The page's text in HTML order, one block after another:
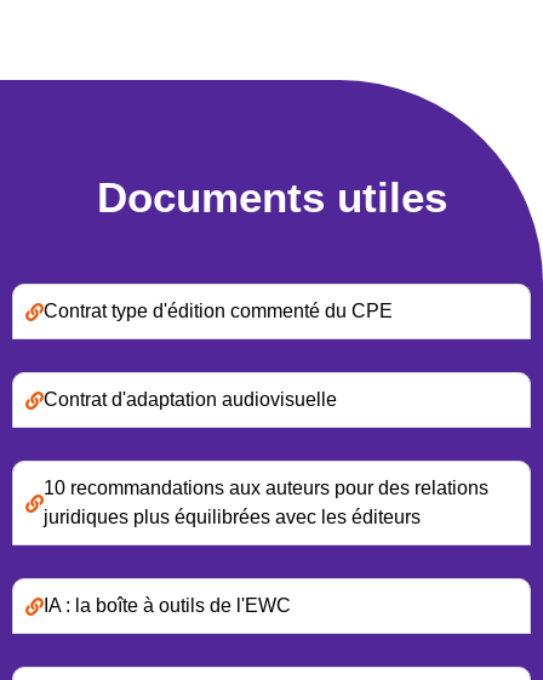
Documents utiles
Contrat type d'édition commenté du CPE
Contrat d'adaptation audiovisuelle
10 recommandations aux auteurs pour des relations
juridiques plus équilibrées avec les éditeurs
IA : la boîte à outils de l'EWC